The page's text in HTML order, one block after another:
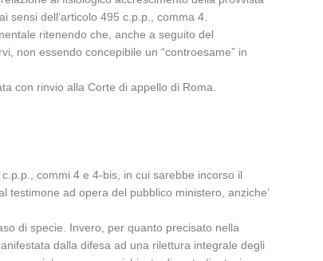
sensi dell’articolo 495 c.p.p., comma 4.
ritenendo che, anche a seguito del
non essendo concepibile un “controesame” in
con rinvio alla Corte di appello di Roma.
commi 4 e 4-bis, in cui sarebbe incorso il
ad opera del pubblico ministero, anziche’
di specie. Invero, per quanto precisato nella
dalla difesa ad una rilettura integrale degli